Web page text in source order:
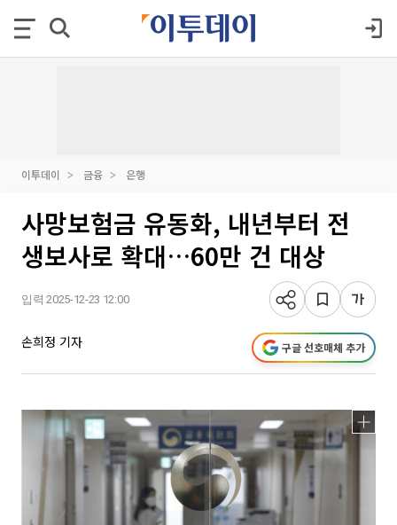
이투데이 금융 은행
사망보험금 유동화, 내년부터 전
생보사로 확대…60만 건 대상
입력 2025-12-23 12:00
손희정 기자 구글 선호매체 추가